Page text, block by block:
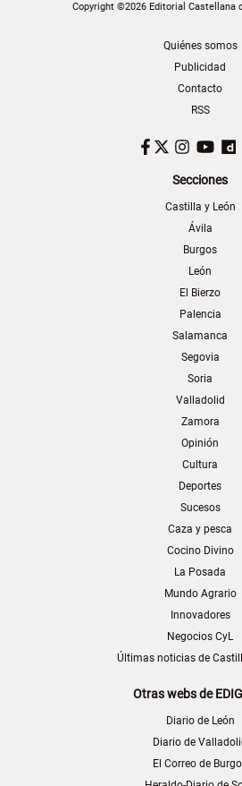
Copyright ©2026 Editorial Castellana
Quiénes somos
Publicidad
Contacto
RSS
Facebook
Twitter
Secciones
Castilla y León
Ávila
Burgos
León
El Bierzo
Palencia
Salamanca
Segovia
Soria
Valladolid
Zamora
Opinión
Cultura
Deportes
Sucesos
Caza y pesca
Cocino Divino
La Posada
Mundo Agrario
Innovadores
Negocios CyL
Últimas noticias de
Otras webs de
Diario de León
Diario de
El Correo de